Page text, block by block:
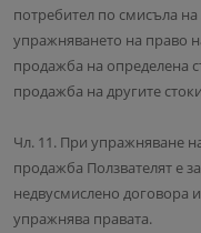
потребител по смисъла
упражняването на право
продажба на определена
продажба на другите
Чл. 11. При упражняване
продажба Ползвателят е
недвусмислено договора
упражнява правата.